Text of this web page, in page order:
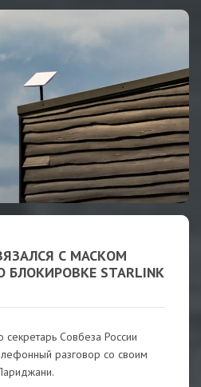
С МАСКОМ
STARLINK
секретарь Совбеза России
разговор со своим